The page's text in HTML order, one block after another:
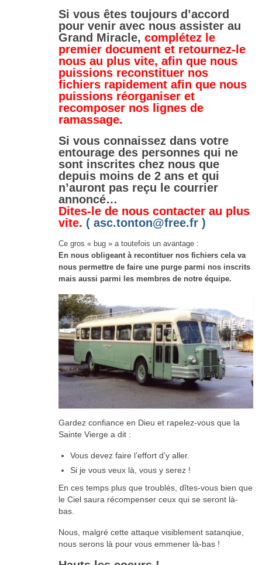
Si vous êtes toujours d’accord
pour venir avec nous assister au
Grand Miracle, complétez le
premier document et retournez-le
nous au plus vite, afin que nous
puissions reconstituer nos
fichiers rapidement afin que nous
puissions réorganiser et
recomposer nos lignes de
ramassage.
Si vous connaissez dans votre
entourage des personnes qui ne
sont inscrites chez nous que
depuis moins de 2 ans et qui
n’auront pas reçu le courrier
annoncé…
Dites-le de nous contacter au plus
vite. ( asc.tonton@free.fr )
Ce gros « bug » a toutefois un avantage :
En nous obligeant à recontituer nos fichiers cela va
nous permettre de faire une purge parmi nos inscrits
mais aussi parmi les membres de notre équipe.
Gardez confiance en Dieu et rapelez-vous que la
Sainte Vierge a dit :
Vous devez faire l’effort d’y aller.
Si je vous veux là, vous y serez !
En ces temps plus que troublés, dîtes-vous bien que
le Ciel saura récompenser ceux qui se seront là-
bas.
Nous, malgré cette attaque visiblement satanqiue,
nous serons là pour vous emmener là-bas !